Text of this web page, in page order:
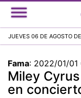
JUEVES 06 DE AGOSTO
Fama: 2022/01/01
Miley
en